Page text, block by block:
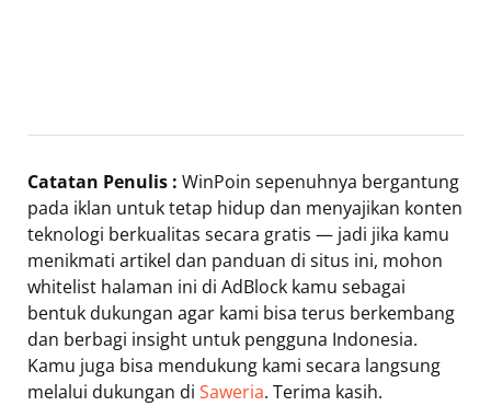
Catatan Penulis : WinPoin sepenuhnya bergantung
pada iklan untuk tetap hidup dan menyajikan konten
teknologi berkualitas secara gratis — jadi jika kamu
menikmati artikel dan panduan di situs ini, mohon
whitelist halaman ini di AdBlock kamu sebagai
bentuk dukungan agar kami bisa terus berkembang
dan berbagi insight untuk pengguna Indonesia.
Kamu juga bisa mendukung kami secara langsung
melalui dukungan di Saweria. Terima kasih.